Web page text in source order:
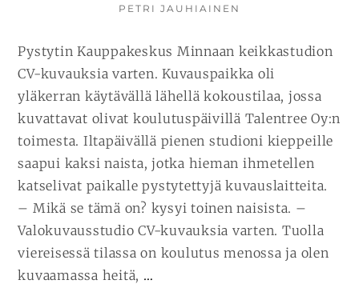
KIRJOITTAJA
PETRI JAUHIAINEN
Pystytin Kauppakeskus Minnaan keikkastudion
CV-kuvauksia varten. Kuvauspaikka oli
yläkerran käytävällä lähellä kokoustilaa, jossa
kuvattavat olivat koulutuspäivillä Talentree Oy:n
toimesta. Iltapäivällä pienen studioni kieppeille
saapui kaksi naista, jotka hieman ihmetellen
katselivat paikalle pystytettyjä kuvauslaitteita.
– Mikä se tämä on? kysyi toinen naisista. –
Valokuvausstudio CV-kuvauksia varten. Tuolla
viereisessä tilassa on koulutus menossa ja olen
kuvaamassa heitä, …